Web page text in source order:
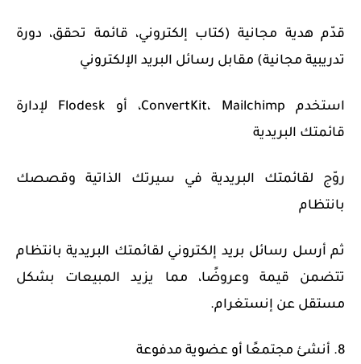
قدّم هدية مجانية (كتاب إلكتروني، قائمة تحقق، دورة
تدريبية مجانية) مقابل رسائل البريد الإلكتروني
استخدم ConvertKit، Mailchimp، أو Flodesk لإدارة
قائمتك البريدية
روّج لقائمتك البريدية في سيرتك الذاتية وقصصك
بانتظام
ثم أرسل رسائل بريد إلكتروني لقائمتك البريدية بانتظام
تتضمن قيمة وعروضًا، مما يزيد المبيعات بشكل
مستقل عن إنستغرام.
8. أنشئ مجتمعًا أو عضوية مدفوعة